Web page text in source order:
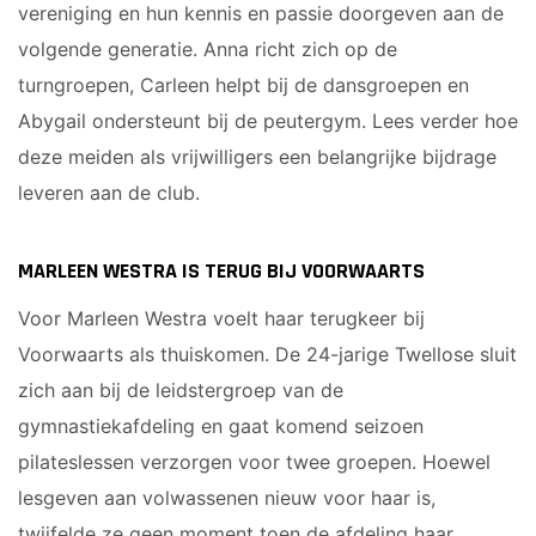
vereniging en hun kennis en passie doorgeven aan de
volgende generatie. Anna richt zich op de
turngroepen, Carleen helpt bij de dansgroepen en
Abygail ondersteunt bij de peutergym. Lees verder hoe
deze meiden als vrijwilligers een belangrijke bijdrage
leveren aan de club.
MARLEEN WESTRA IS TERUG BIJ VOORWAARTS
Voor Marleen Westra voelt haar terugkeer bij
Voorwaarts als thuiskomen. De 24-jarige Twellose sluit
zich aan bij de leidstergroep van de
gymnastiekafdeling en gaat komend seizoen
pilateslessen verzorgen voor twee groepen. Hoewel
lesgeven aan volwassenen nieuw voor haar is,